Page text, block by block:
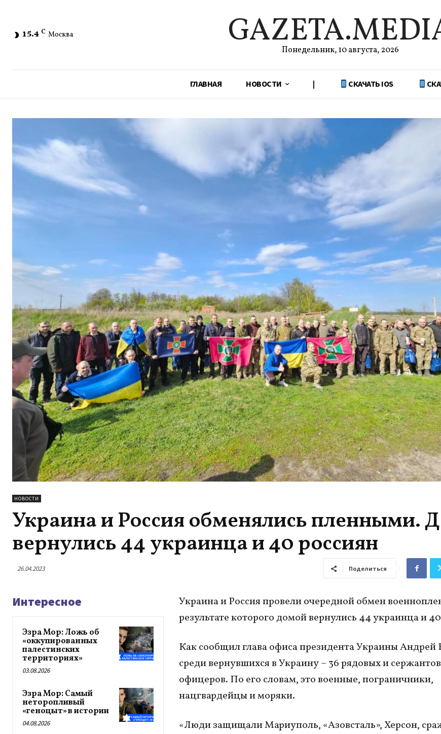
15.4 C Москва
Понедельник, 10 августа, 2026
ГЛАВНАЯ НОВОСТИ | СКАЧАТЬ IOS
НОВОСТИ
Украина и Россия обменялись пленными.
вернулись 44 украинца и 40 россиян
26.04.2023 Поделиться
Интересное
Эзра Мор: Ложь об
«оккупированных
палестинских
территориях»
03.08.2026
Эзра Мор: Самый
неторопливый
«геноцыт» в истории
04.08.2026
Украина и Россия провели очередной обмен
результате которого домой вернулись 44 украинца и
Как сообщил глава офиса президента Украины Андрей
среди вернувшихся в Украину – 36 рядовых и
офицеров. По его словам, это военные, пограничники,
нацгвардейцы и моряки.
«Люди защищали Мариуполь, «Азовсталь», Херсон,